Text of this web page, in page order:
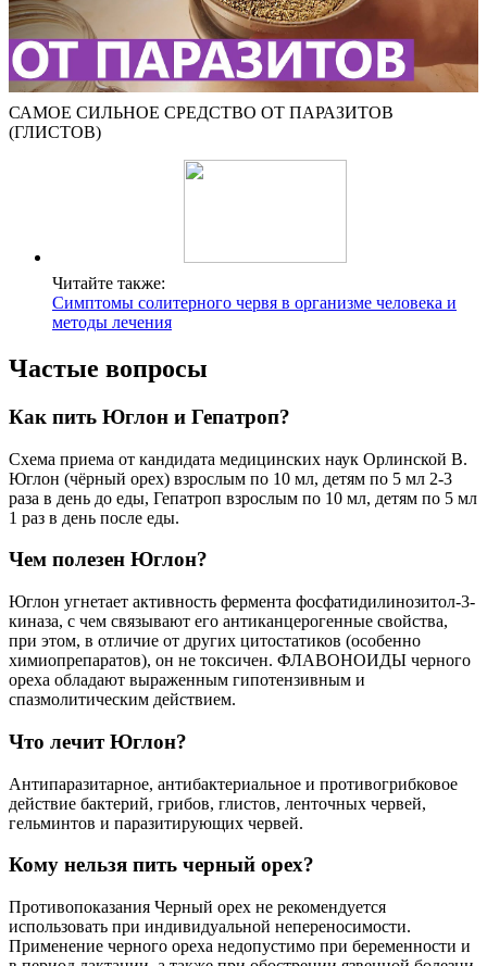
САМОЕ СИЛЬНОЕ СРЕДСТВО ОТ ПАРАЗИТОВ
(ГЛИСТОВ)
Читайте также:
Симптомы солитерного червя в организме человека и
методы лечения
Частые вопросы
Как пить Юглон и Гепатроп?
Схема приема от кандидата медицинских наук Орлинской В.
Юглон (чёрный орех) взрослым по 10 мл, детям по 5 мл 2-3
раза в день до еды, Гепатроп взрослым по 10 мл, детям по 5 мл
1 раз в день после еды.
Чем полезен Юглон?
Юглон угнетает активность фермента фосфатидилинозитол-3-
киназа, с чем связывают его антиканцерогенные свойства,
при этом, в отличие от других цитостатиков (особенно
химиопрепаратов), он не токсичен. ФЛАВОНОИДЫ черного
ореха обладают выраженным гипотензивным и
спазмолитическим действием.
Что лечит Юглон?
Антипаразитарное, антибактериальное и противогрибковое
действие бактерий, грибов, глистов, ленточных червей,
гельминтов и паразитирующих червей.
Кому нельзя пить черный орех?
Противопоказания Черный орех не рекомендуется
использовать при индивидуальной непереносимости.
Применение черного ореха недопустимо при беременности и